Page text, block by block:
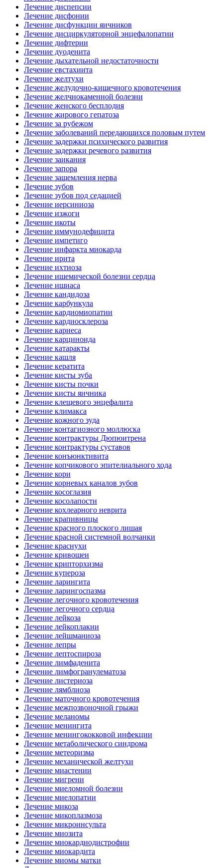
Лечение диспепсии
Лечение дисфонии
Лечение дисфункции яичников
Лечение дисциркуляторной энцефалопатии
Лечение дифтерии
Лечение дуоденита
Лечение дыхательной недостаточности
Лечение евстахиита
Лечение желтухи
Лечение желудочно-кишечного кровотечения
Лечение желчнокаменной болезни
Лечение женского бесплодия
Лечение жирового гепатоза
Лечение за рубежом
Лечение заболеваний передающихся половым путем
Лечение задержки психического развития
Лечение задержки речевого развития
Лечение заикания
Лечение запора
Лечение защемления нерва
Лечение зубов
Лечение зубов под седацией
Лечение иерсиниоза
Лечение изжоги
Лечение икоты
Лечение иммунодефицита
Лечение импетиго
Лечение инфаркта миокарда
Лечение ирита
Лечение ихтиоза
Лечение ишемической болезни сердца
Лечение ишиаса
Лечение кандидоза
Лечение карбункула
Лечение кардиомиопатии
Лечение кардиосклероза
Лечение кариеса
Лечение карциноида
Лечение катаракты
Лечение кашля
Лечение кератита
Лечение кисты зуба
Лечение кисты почки
Лечение кисты яичника
Лечение клещевого энцефалита
Лечение климакса
Лечение кожного зуда
Лечение контагиозного моллюска
Лечение контрактуры Дюпюитрена
Лечение контрактуры суставов
Лечение конъюнктивита
Лечение копчикового эпителиального хода
Лечение кори
Лечение корневых каналов зубов
Лечение косоглазия
Лечение косолапости
Лечение кохлеарного неврита
Лечение крапивницы
Лечение красного плоского лишая
Лечение красной системной волчанки
Лечение краснухи
Лечение кривошеи
Лечение крипторхизма
Лечение купероза
Лечение ларингита
Лечение ларингоспазма
Лечение легочного кровотечения
Лечение легочного сердца
Лечение лейкоза
Лечение лейкоплакии
Лечение лейшманиоза
Лечение лепры
Лечение лептоспироза
Лечение лимфаденита
Лечение лимфогранулематоза
Лечение листериоза
Лечение лямблиоза
Лечение маточного кровотечения
Лечение межпозвоночной грыжи
Лечение меланомы
Лечение менингита
Лечение менингококковой инфекции
Лечение метаболического синдрома
Лечение метеоризма
Лечение механической желтухи
Лечение миастении
Лечение мигрени
Лечение миеломной болезни
Лечение миелопатии
Лечение микоза
Лечение микоплазмоза
Лечение микроинсульта
Лечение миозита
Лечение миокардиодистрофии
Лечение миокардита
Лечение миомы матки